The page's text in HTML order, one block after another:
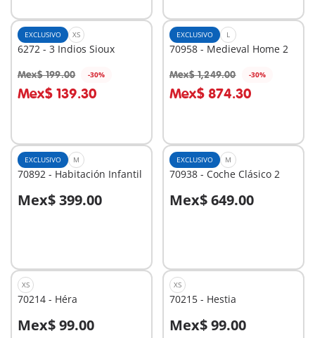
EXCLUSIVO XS
6272 - 3 Indios Sioux
Mex$ 199.00 -30%
Mex$ 139.30
A la cesta
EXCLUSIVO L
70958 - Medieval Home 2
Mex$ 1,249.00 -30%
Mex$ 874.30
A la cesta
EXCLUSIVO M
70892 - Habitación Infantil
Mex$ 399.00
A la cesta
EXCLUSIVO M
70938 - Coche Clásico 2
Mex$ 649.00
A la cesta
XS
70214 - Héra
Mex$ 99.00
A la cesta
XS
70215 - Hestia
Mex$ 99.00
A la cesta